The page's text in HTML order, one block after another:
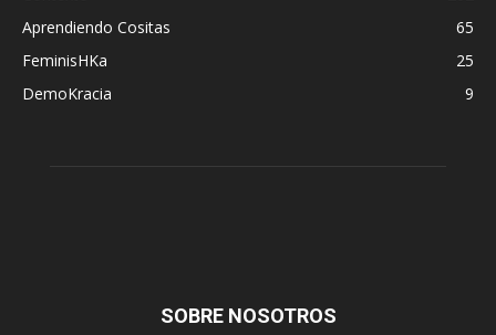
Aprendiendo Cositas
65
FeminisHKa
25
DemoKracia
9
SOBRE NOSOTROS